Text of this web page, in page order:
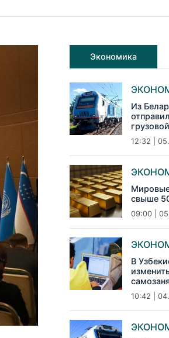
Экономика
Из
12:32 |
Мировые
свыше
09:00 |
В
10:42 |